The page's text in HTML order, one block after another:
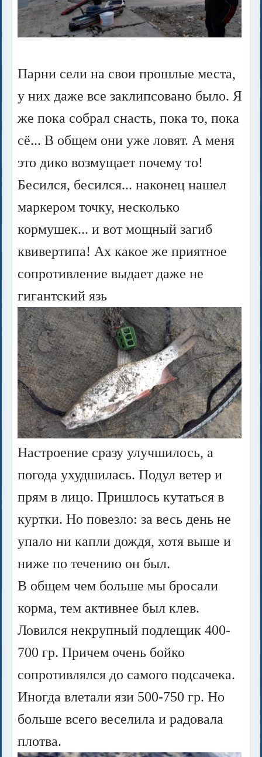
Парни сели на свои прошлые места,
у них даже все заклипсовано было. Я
же пока собрал снасть, пока то, пока
сё... В общем они уже ловят. А меня
это дико возмущает почему то!
Бесился, бесился... наконец нашел
маркером точку, несколько
кормушек... и вот мощный загиб
квивертипа! Ах какое же приятное
сопротивление выдает даже не
гигантский язь
Настроение сразу улучшилось, а
погода ухудшилась. Подул ветер и
прям в лицо. Пришлось кутаться в
куртки. Но повезло: за весь день не
упало ни капли дождя, хотя выше и
ниже по течению он был.
В общем чем больше мы бросали
корма, тем активнее был клев.
Ловился некрупный подлещик 400-
700 гр. Причем очень бойко
сопротивлялся до самого подсачека.
Иногда влетали язи 500-750 гр. Но
больше всего веселила и радовала
плотва.